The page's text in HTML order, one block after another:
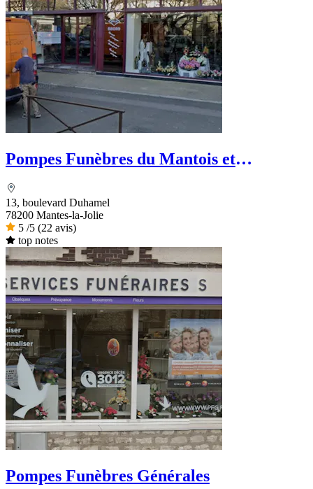
Pompes Funèbres du Mantois et
13, boulevard Duhamel
78200 Mantes-la-Jolie
5 /5 (22 avis)
top notes
Pompes Funèbres Générales